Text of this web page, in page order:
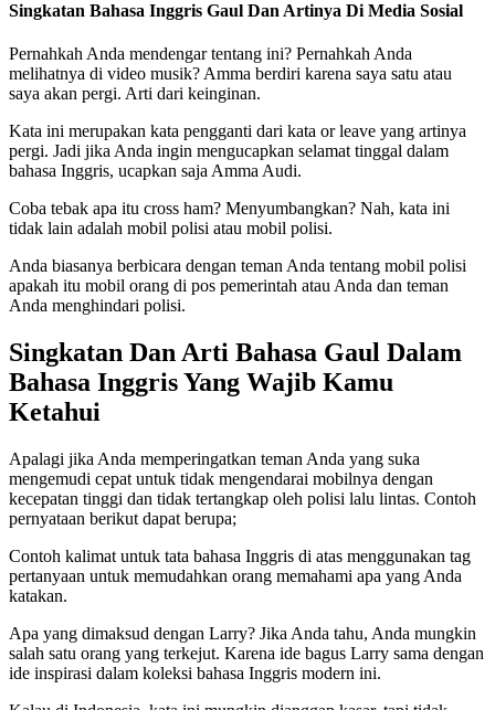
Singkatan Bahasa Inggris Gaul Dan Artinya Di Media Sosial
Pernahkah Anda mendengar tentang ini? Pernahkah Anda
melihatnya di video musik? Amma berdiri karena saya satu atau
saya akan pergi. Arti dari keinginan.
Kata ini merupakan kata pengganti dari kata or leave yang artinya
pergi. Jadi jika Anda ingin mengucapkan selamat tinggal dalam
bahasa Inggris, ucapkan saja Amma Audi.
Coba tebak apa itu cross ham? Menyumbangkan? Nah, kata ini
tidak lain adalah mobil polisi atau mobil polisi.
Anda biasanya berbicara dengan teman Anda tentang mobil polisi
apakah itu mobil orang di pos pemerintah atau Anda dan teman
Anda menghindari polisi.
Singkatan Dan Arti Bahasa Gaul Dalam
Bahasa Inggris Yang Wajib Kamu
Ketahui
Apalagi jika Anda memperingatkan teman Anda yang suka
mengemudi cepat untuk tidak mengendarai mobilnya dengan
kecepatan tinggi dan tidak tertangkap oleh polisi lalu lintas. Contoh
pernyataan berikut dapat berupa;
Contoh kalimat untuk tata bahasa Inggris di atas menggunakan tag
pertanyaan untuk memudahkan orang memahami apa yang Anda
katakan.
Apa yang dimaksud dengan Larry? Jika Anda tahu, Anda mungkin
salah satu orang yang terkejut. Karena ide bagus Larry sama dengan
ide inspirasi dalam koleksi bahasa Inggris modern ini.